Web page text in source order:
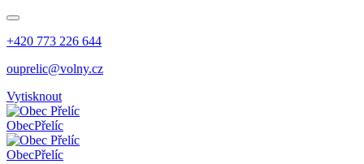
+420 773 226 644
ouprelic@volny.cz
Vytisknout
ObecPřelíc
ObecPřelíc